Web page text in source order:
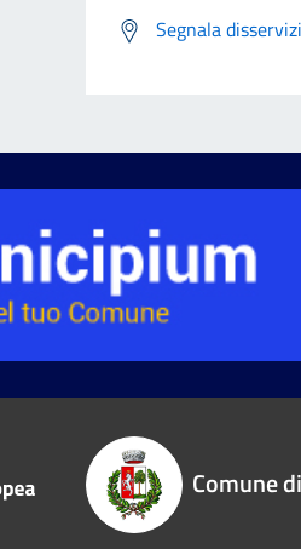
Segnala
Comune